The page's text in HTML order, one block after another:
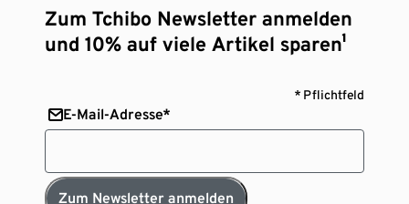
Zum Tchibo Newsletter anmelden
und 10% auf viele Artikel sparen¹
* Pflichtfeld
E-Mail-Adresse*
Zum Newsletter anmelden